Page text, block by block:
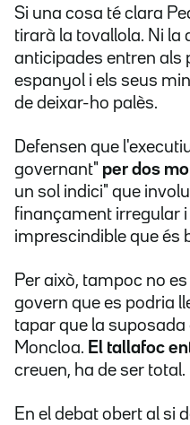
Si una cosa té clara
tirarà la tovallola. Ni la
anticipades entren als
espanyol i els seus
de deixar-ho palès.
Defensen que
governant" per dos
un sol indici" que
finançament irregular
imprescindible que és
Per això, tampoc no
govern que es podria
tapar que la
Moncloa. El tallafoc
creuen, ha de ser total.
En el debat obert al si